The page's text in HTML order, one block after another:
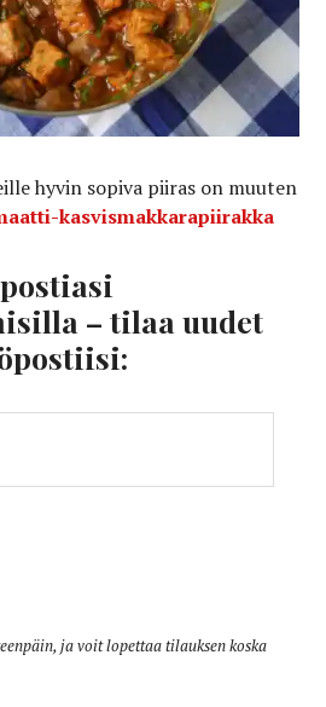
hyvin sopiva piiras on muuten
kasvismakkarapiirakka
– tilaa uudet
ja voit lopettaa tilauksen koska